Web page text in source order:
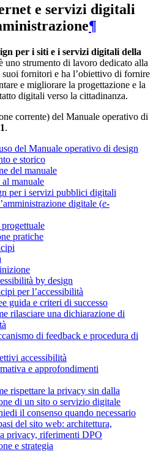
e servizi digitali
¶
per i siti e i servizi digitali della
uno strumento di lavoro dedicato alla
fornitori e ha l’obiettivo di fornire
e migliorare la progettazione e la
digitali verso la cittadinanza.
corrente) del Manuale operativo di
.
del Manuale operativo di design
e storico
del manuale
manuale
per i servizi pubblici digitali
digitale (e-
pratiche
by design
per l’accessibilità
guida e criteri di successo
rilasciare una dichiarazione di
di feedback e procedura di
accessibilità
e approfondimenti
rispettare la privacy sin dalla
di un sito o servizio digitale
il consenso quando necessario
del sito web: architettura,
privacy, riferimenti DPO
e strategia